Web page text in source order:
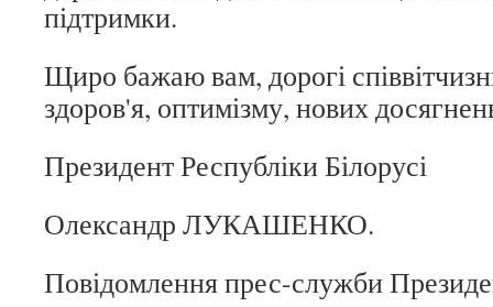
підтримки.
Щиро бажаю вам, дорогі
здоров'я, оптимізму, нових
Президент Республіки Білорусі
Олександр ЛУКАШЕНКО.
Повідомлення прес-служби